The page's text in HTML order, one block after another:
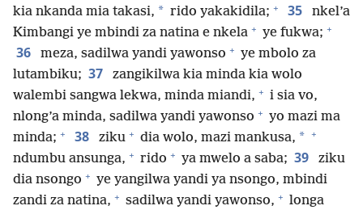
kia nkanda mia takasi, * rido yakakidila; + 35
nkel’a
Kimbangi ye mbindi za natina e nkela + ye fukwa; +
36 meza, sadilwa yandi yawonso + ye mbolo za
lutambiku; 37
zangikilwa kia minda kia wolo
walembi sangwa lekwa, minda miandi, + i sia vo,
nlong’a minda, sadilwa yandi yawonso + yo mazi ma
minda; + 38 ziku + dia wolo, mazi mankusa, * +
ndumbu ansunga, + rido + ya mwelo a saba; 39
ziku
dia nsongo + ye yangilwa yandi ya nsongo, mbindi
zandi za natina, + sadilwa yandi yawonso, + longa